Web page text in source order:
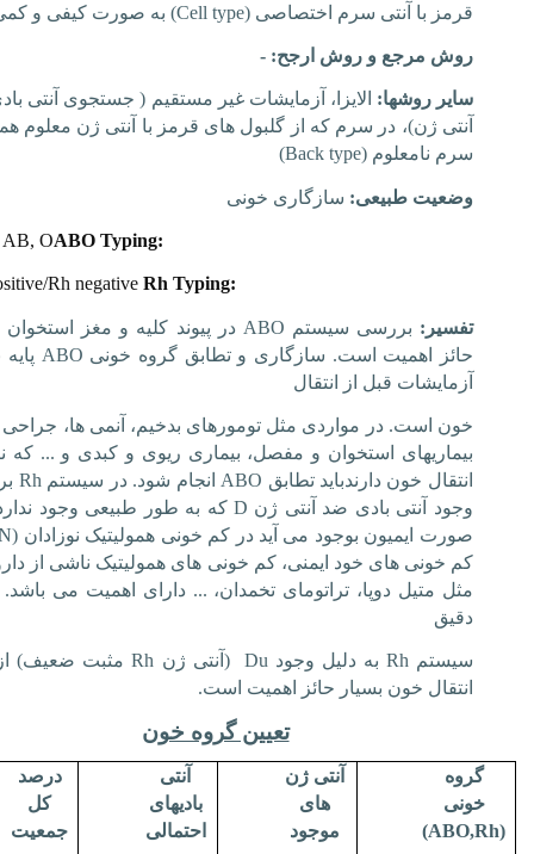
قرمز با آنتی سرم اختصاصی (Cell type
) به صورت کیفی و
روش مرجع و روش ارجح: -
سایر روشها: الایزا، آزمایشات غیر مستقیم ( جستجوی آنتی
آنتی ژن)، در سرم که از گلبول های قرمز با آنتی ژن معلوم
سرم نامعلوم (
Back type
)
وضعیت طبیعی: سازگاری خونی
ABO Typing:
O
Rh Typing:
Rh negative
تفسیر: بررسی سیستم ABO در پیوند کلیه و مغز استخوان
حائز اهمیت است. سازگاری و تطابق گروه خونی ABO
آزمایشات قبل از انتقال
خون است. در مواردی مثل تومورهای بدخیم، آنمی ها،
بیماریهای استخوان و مفصل، بیماری ریوی و کبدی و ... که
انتقال خون دارندباید تطابق ABO انجام شود. در سیستم Rh
وجود آنتی بادی ضد آنتی ژن D که به طور طبیعی وجود
صورت ایمیون بوجود می آید در کم خونی همولیتیک نوزادان (
کم خونی های خود ایمنی، کم خونی های همولیتیک ناشی از
مثل متیل دوپا، تراتومای تخمدان، ... دارای اهمیت می باشد.
دقیق
سیستم Rh به دلیل وجود Du (آنتی ژن Rh مثبت ضعیف)
انتقال خون بسیار حائز اهمیت است.
تعیین گروه خون
گروه
خونی
(
ABO,Rh
)
آنتی ژن
های
موجود
آنتی
بادیهای
احتمالی
درصد
کل
جمعیت